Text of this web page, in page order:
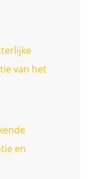
van het
en